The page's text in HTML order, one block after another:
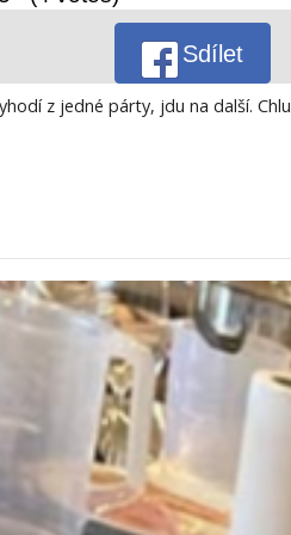
Sdílet
z jedné párty, jdu na další.